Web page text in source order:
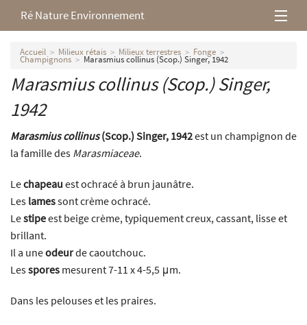
Ré Nature Environnement
L’association
Milieux rétais
Nos parutions
Accueil Milieux rétais Milieux terrestres Fonge
Champignons Marasmius collinus (Scop.) Singer, 1942
Marasmius collinus(Scop.) Singer,
1942
Marasmius collinus(Scop.) Singer, 1942est un champignon de
la famille des Marasmiaceae.
Lechapeau est ochracé à brun jaunâtre.
Les lamessont crème ochracé.
Lestipeest beige crème, typiquement creux, cassant, lisse et
brillant.
Il a uneodeurde caoutchouc.
Lesspores mesurent 7-11 x 4-5,5 μm.
Dans les pelouses et les praires.